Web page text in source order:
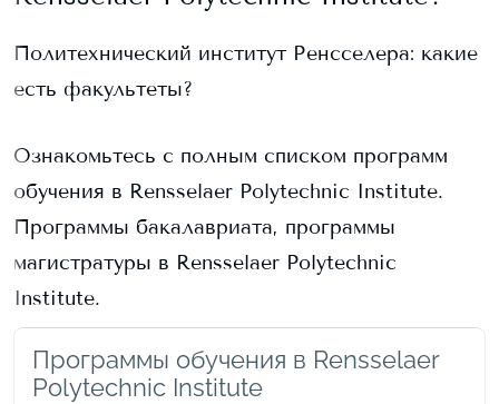
Политехнический институт Ренсселера: какие
есть факультеты?
Ознакомьтесь с полным списком программ
обучения в Rensselaer Polytechnic Institute.
Программы бакалавриата, программы
магистратуры в Rensselaer Polytechnic
Institute.
Программы обучения в Rensselaer
Polytechnic Institute